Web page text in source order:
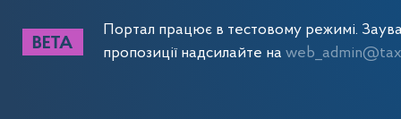
Портал працює в тестовому режимі.
пропозиції надсилайте на